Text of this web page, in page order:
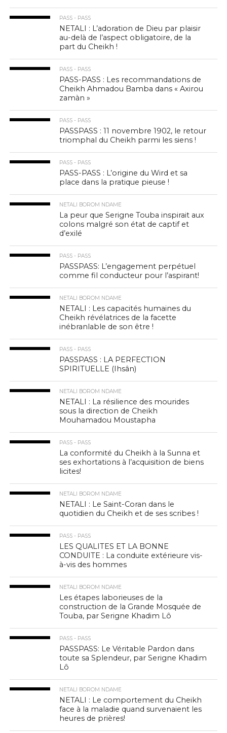
PASS - PASS
NETALI : L’adoration de Dieu par plaisir
au-delà de l’aspect obligatoire, de la
part du Cheikh !
PASS - PASS
PASS-PASS : Les recommandations de
Cheikh Ahmadou Bamba dans « Axirou
zamàn »
PASS - PASS
PASSPASS : 11 novembre 1902, le retour
triomphal du Cheikh parmi les siens !
PASS - PASS
PASS-PASS : L’origine du Wird et sa
place dans la pratique pieuse !
NETALI BOROM NDAME
La peur que Serigne Touba inspirait aux
colons malgré son état de captif et
d’exilé
PASS - PASS
PASSPASS: L’engagement perpétuel
comme fil conducteur pour l’aspirant!
NETALI BOROM NDAME
NETALI : Les capacités humaines du
Cheikh révélatrices de la facette
inébranlable de son être !
PASS - PASS
PASSPASS : LA PERFECTION
SPIRITUELLE (Ihsân)
NETALI BOROM NDAME
NETALI : La résilience des mourides
sous la direction de Cheikh
Mouhamadou Moustapha
PASS - PASS
La conformité du Cheikh à la Sunna et
ses exhortations à l’acquisition de biens
licites!
NETALI BOROM NDAME
NETALI : Le Saint-Coran dans le
quotidien du Cheikh et de ses scribes !
PASS - PASS
LES QUALITES ET LA BONNE
CONDUITE : La conduite extérieure vis-
à-vis des hommes
NETALI BOROM NDAME
Les étapes laborieuses de la
construction de la Grande Mosquée de
Touba, par Serigne Khadim Lô
PASS - PASS
PASSPASS: Le Véritable Pardon dans
toute sa Splendeur, par Serigne Khadim
Lô
NETALI BOROM NDAME
NETALI : Le comportement du Cheikh
face à la maladie quand survenaient les
heures de prières!